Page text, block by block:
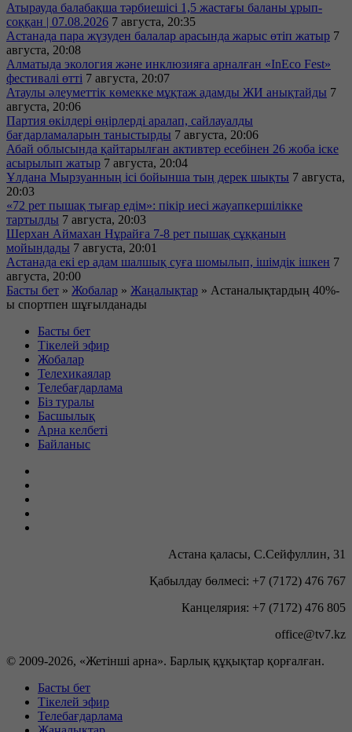
Атырауда балабақша тәрбиешісі 1,5 жастағы баланы ұрып-
соққан | 07.08.2026 7 августа, 20:35
Астанада пара жүзуден балалар арасында жарыс өтіп жатыр 7
августа, 20:08
Алматыда экология және инклюзияға арналған «InEco Fest»
фестивалі өтті 7 августа, 20:07
Атаулы әлеуметтік көмекке мұқтаж адамды ЖИ анықтайды 7
августа, 20:06
Партия өкілдері өңірлерді аралап, сайлауалды
бағдарламаларын таныстырды 7 августа, 20:06
Абай облысында қайтарылған активтер есебінен 26 жоба іске
асырылып жатыр 7 августа, 20:04
Ұлдана Мырзуанның ісі бойынша тың дерек шықты 7 августа,
20:03
«72 рет пышақ тығар едім»: пікір иесі жауапкершілікке
тартылды 7 августа, 20:03
Шерхан Аймахан Нұрайға 7-8 рет пышақ сұққанын
мойындады 7 августа, 20:01
Астанада екі ер адам шалшық суға шомылып, ішімдік ішкен 7
августа, 20:00
Басты бет » Жобалар » Жаңалықтар » Астаналықтардың 40%-
ы спортпен шұғылданады
Басты бет
Тікелей эфир
Жобалар
Телехикаялар
Телебағдарлама
Біз туралы
Басшылық
Арна келбеті
Байланыс
Астана қаласы, С.Сейфуллин, 31
Қабылдау бөлмесі: +7 (7172) 476 767
Канцелярия: +7 (7172) 476 805
office@tv7.kz
© 2009-2026, «Жетінші арна». Барлық құқықтар қорғалған.
Басты бет
Тікелей эфир
Телебағдарлама